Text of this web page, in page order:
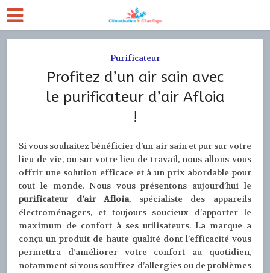
Purificateur
Profitez d’un air sain avec
le purificateur d’air Afloia
!
Si vous souhaitez bénéficier d’un air sain et pur sur votre
lieu de vie, ou sur votre lieu de travail, nous allons vous
offrir une solution efficace et à un prix abordable pour
tout le monde. Nous vous présentons aujourd’hui le
purificateur d’air Afloia, spécialiste des appareils
électroménagers, et toujours soucieux d’apporter le
maximum de confort à ses utilisateurs. La marque a
conçu un produit de haute qualité dont l’efficacité vous
permettra d’améliorer votre confort au quotidien,
notamment si vous souffrez d’allergies ou de problèmes